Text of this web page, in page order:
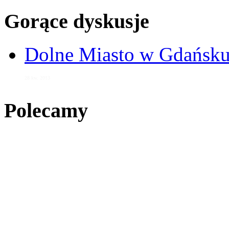
Gorące dyskusje
Dolne Miasto w
Polecamy